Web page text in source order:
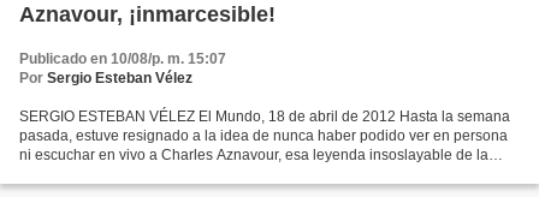
Aznavour, ¡inmarcesible!
Publicado en 10/08/p. m. 15:07
Por Sergio Esteban Vélez
SERGIO ESTEBAN VÉLEZ El Mundo, 18 de abril de 2012 Hasta la semana
pasada, estuve resignado a la idea de nunca haber podido ver en persona
ni escuchar en vivo a Charles Aznavour, esa leyenda insoslayable de la